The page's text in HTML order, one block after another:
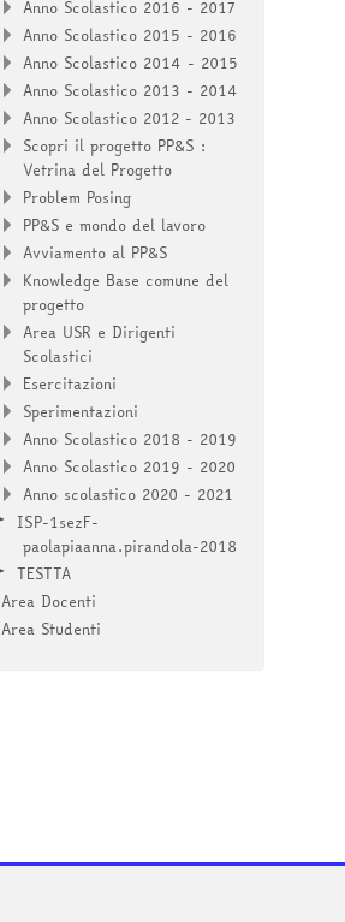
Anno Scolastico 2016 - 2017
Anno Scolastico 2015 - 2016
Anno Scolastico 2014 - 2015
Anno Scolastico 2013 - 2014
Anno Scolastico 2012 - 2013
Scopri il progetto PP&S :
Vetrina del Progetto
Problem Posing
PP&S e mondo del lavoro
Avviamento al PP&S
Knowledge Base comune del
progetto
Area USR e Dirigenti
Scolastici
Esercitazioni
Sperimentazioni
Anno Scolastico 2018 - 2019
Anno Scolastico 2019 - 2020
Anno scolastico 2020 - 2021
ISP-1sezF-
paolapiaanna.pirandola-2018
TESTTA
Area Docenti
Area Studenti